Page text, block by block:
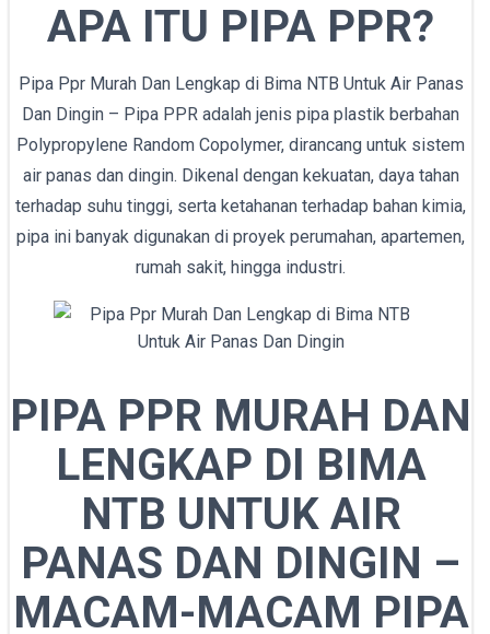
APA ITU PIPA PPR?
Pipa Ppr Murah Dan Lengkap di Bima NTB Untuk Air Panas
Dan Dingin – Pipa PPR adalah jenis pipa plastik berbahan
Polypropylene Random Copolymer, dirancang untuk sistem
air panas dan dingin. Dikenal dengan kekuatan, daya tahan
terhadap suhu tinggi, serta ketahanan terhadap bahan kimia,
pipa ini banyak digunakan di proyek perumahan, apartemen,
rumah sakit, hingga industri.
PIPA PPR MURAH DAN
LENGKAP DI BIMA
NTB UNTUK AIR
PANAS DAN DINGIN –
MACAM-MACAM PIPA